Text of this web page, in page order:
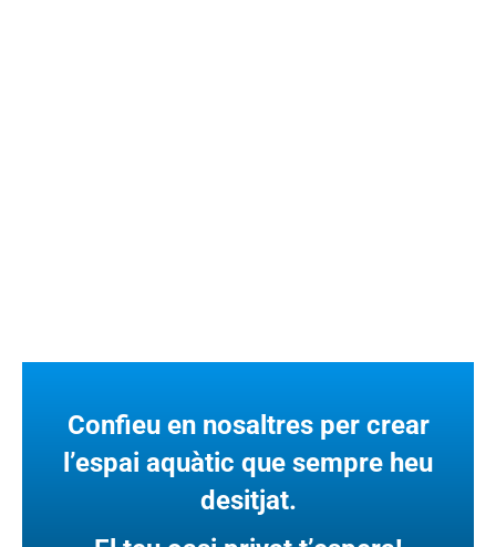
Confieu en nosaltres per crear
l’espai aquàtic que sempre heu
desitjat.